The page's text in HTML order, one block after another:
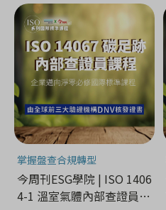
掌握盤查合規轉型
今周刊ESG學院 | ISO 1406
4-1 溫室氣體內部查證員課